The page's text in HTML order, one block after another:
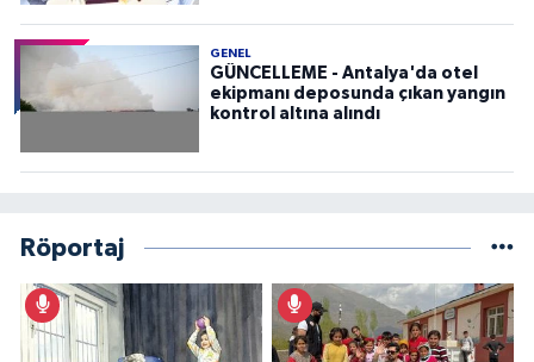
GENEL
GÜNCELLEME - Antalya'da otel
ekipmanı deposunda çıkan yangın
kontrol altına alındı
Röportaj